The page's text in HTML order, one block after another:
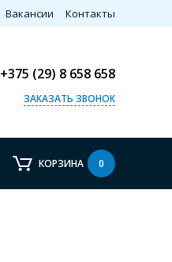
Вакансии Контакты
+375 (29) 8 658 658
ЗАКАЗАТЬ ЗВОНОК
КОРЗИНА 0